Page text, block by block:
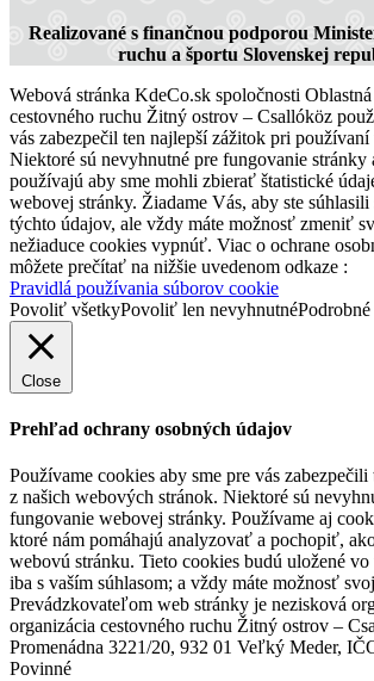
Cyklotúra Szigetköz-Žitný ostrov
228 km,Cyklovýlet
Realizované s finančnou podporou
ruchu a športu Slovenskej
Webová stránka KdeCo.sk spoločnosti
cestovného ruchu Žitný ostrov – Csallóköz
vás zabezpečil ten najlepší zážitok pri
Niektoré sú nevyhnutné pre fungovanie stránky
používajú aby sme mohli zbierať štatistické
webovej stránky. Žiadame Vás, aby ste
týchto údajov, ale vždy máte možnosť zmeniť
nežiaduce cookies vypnúť. Viac o ochrane
môžete prečítať na nižšie uvedenom odkaze :
Pravidlá používania súborov cookie
Povoliť všetkyPovoliť len nevyhnutnéPodrobné
Close
Prehľad ochrany osobných údajov
Používame cookies aby sme pre vás
z našich webových stránok. Niektoré sú
fungovanie webovej stránky. Používame aj
ktoré nám pomáhajú analyzovať a pochopiť,
webovú stránku. Tieto cookies budú uložené vo
iba s vaším súhlasom; a vždy máte možnosť
Prevádzkovateľom web stránky je nezisková
organizácia cestovného ruchu Žitný ostrov –
Promenádna 3221/20, 932 01 Veľký Meder,
Povinné